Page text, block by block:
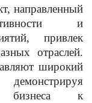
направленный
и
привлек
отраслей.
широкий
бизнеса к